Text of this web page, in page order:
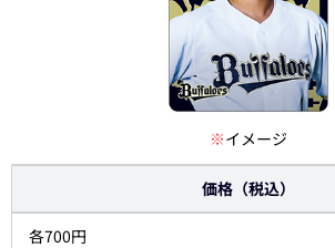
※イメージ
価格（税込）
各700円